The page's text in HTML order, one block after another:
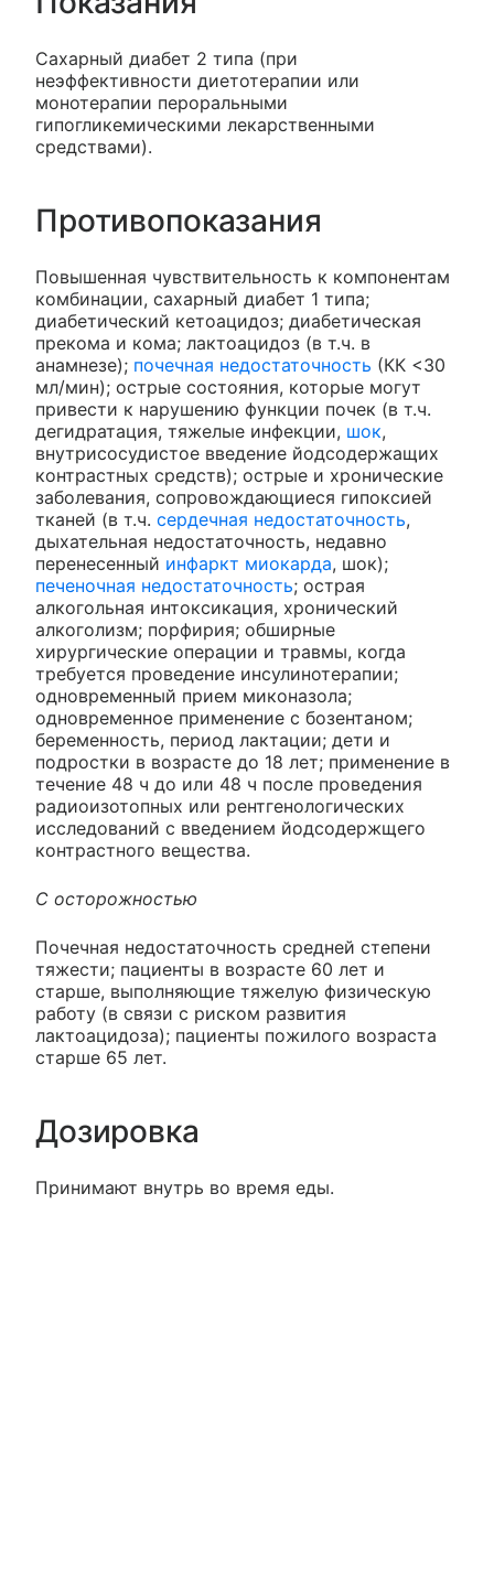
Сахарный диабет 2 типа (при
неэффективности диетотерапии или
монотерапии пероральными
гипогликемическими лекарственными
средствами).
Противопоказания
Повышенная чувствительность к компонентам
комбинации, сахарный диабет 1 типа;
диабетический кетоацидоз; диабетическая
прекома и кома; лактоацидоз (в т.ч. в
анамнезе); почечная недостаточность (КК <30
мл/мин); острые состояния, которые могут
привести к нарушению функции почек (в т.ч.
дегидратация, тяжелые инфекции, шок,
внутрисосудистое введение йодсодержащих
контрастных средств); острые и хронические
заболевания, сопровождающиеся гипоксией
тканей (в т.ч. сердечная недостаточность,
дыхательная недостаточность, недавно
перенесенный инфаркт миокарда, шок);
печеночная недостаточность; острая
алкогольная интоксикация, хронический
алкоголизм; порфирия; обширные
хирургические операции и травмы, когда
требуется проведение инсулинотерапии;
одновременный прием миконазола;
одновременное применение с бозентаном;
беременность, период лактации; дети и
подростки в возрасте до 18 лет; применение в
течение 48 ч до или 48 ч после проведения
радиоизотопных или рентгенологических
исследований с введением йодсодержщего
контрастного вещества.
C осторожностью
Почечная недостаточность средней степени
тяжести; пациенты в возрасте 60 лет и
старше, выполняющие тяжелую физическую
работу (в связи с риском развития
лактоацидоза); пациенты пожилого возраста
старше 65 лет.
Дозировка
Принимают внутрь во время еды.